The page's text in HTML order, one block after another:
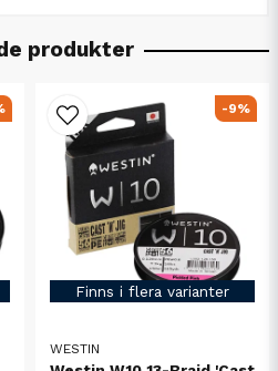
produkter
Finns i flera varianter
WESTIN
-9%